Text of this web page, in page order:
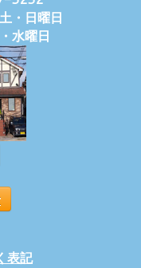
・日曜日
水曜日
表記